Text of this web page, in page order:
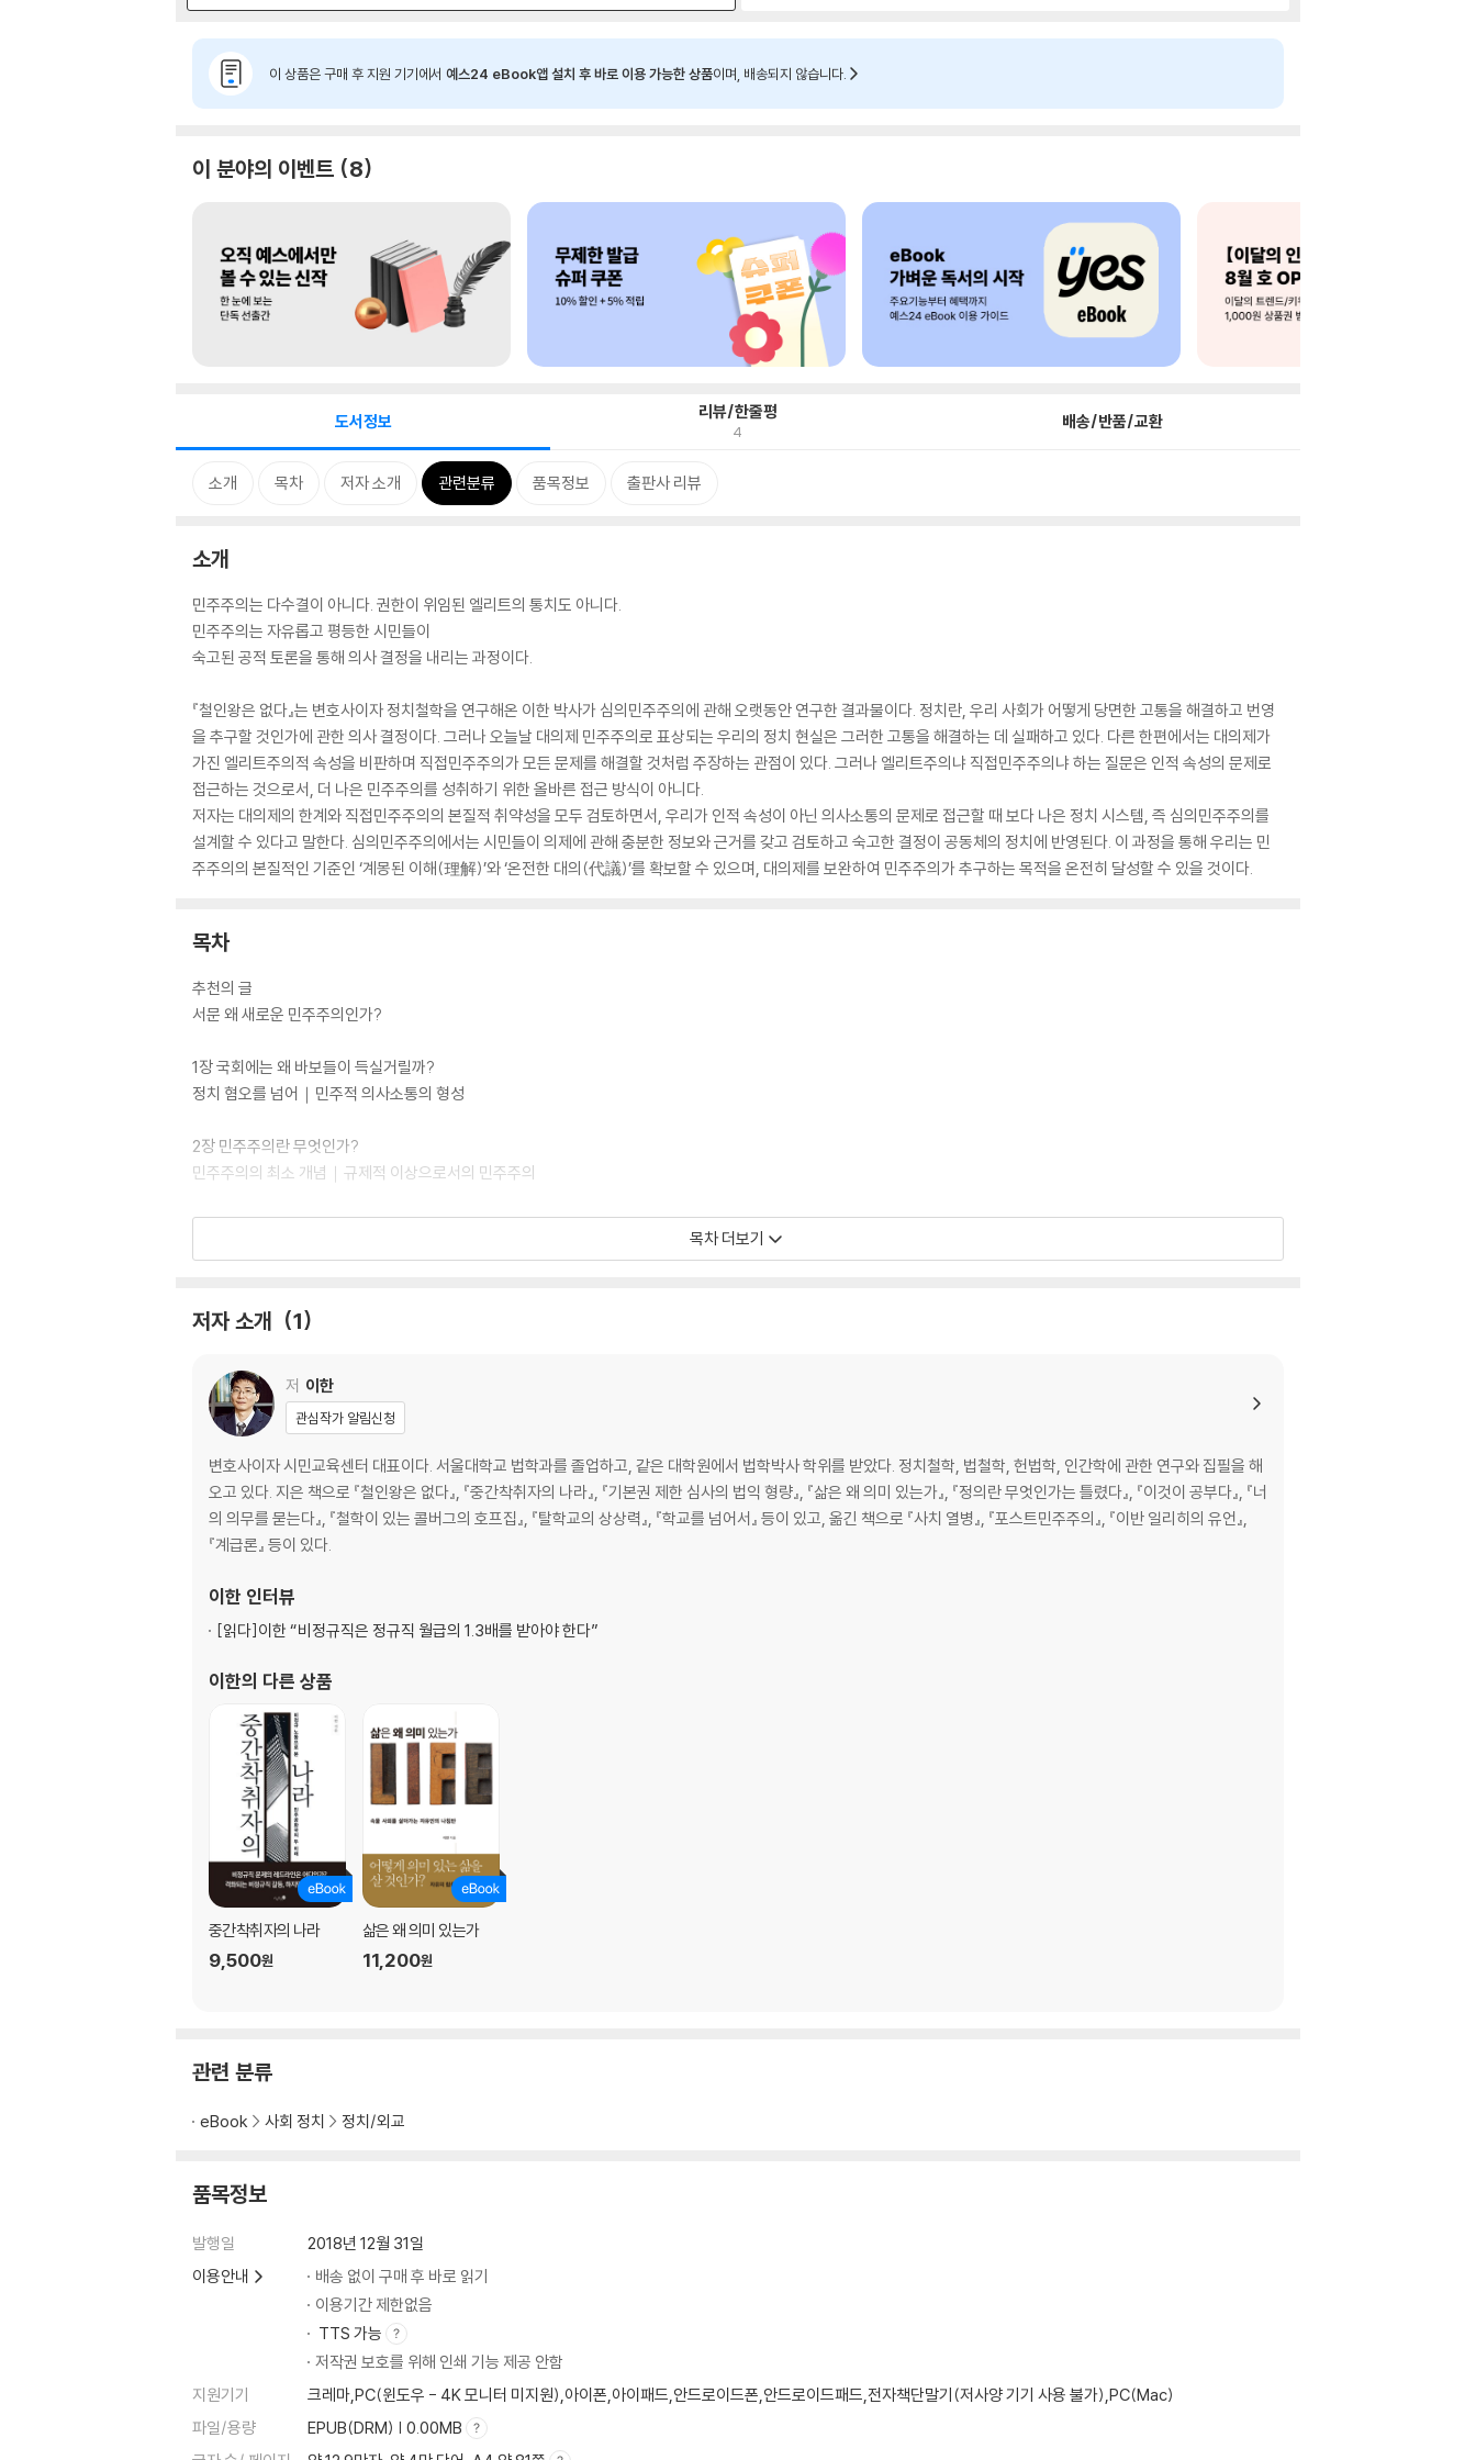
이 상품은 구매 후 지원 기기에서 예스24 eBook앱 설치 후 바로 이용 가능한 상품이며, 배송되지 않습니다.
이 분야의 이벤트 8
도서정보 리뷰/한줄평
4 배송/반품/교환
소개 목차 저자 소개 관련분류 품목정보 출판사 리뷰
소개
민주주의는 다수결이 아니다. 권한이 위임된 엘리트의 통치도 아니다.
민주주의는 자유롭고 평등한 시민들이
숙고된 공적 토론을 통해 의사 결정을 내리는 과정이다.
『철인왕은 없다』는 변호사이자 정치철학을 연구해온 이한 박사가 심의민주주의에 관해 오랫동안 연구한 결과물이다. 정치란, 우리 사회가 어떻게 당면한 고통을 해결하고 번영
을 추구할 것인가에 관한 의사 결정이다. 그러나 오늘날 대의제 민주주의로 표상되는 우리의 정치 현실은 그러한 고통을 해결하는 데 실패하고 있다. 다른 한편에서는 대의제가
가진 엘리트주의적 속성을 비판하며 직접민주주의가 모든 문제를 해결할 것처럼 주장하는 관점이 있다. 그러나 엘리트주의냐 직접민주주의냐 하는 질문은 인적 속성의 문제로
접근하는 것으로서, 더 나은 민주주의를 성취하기 위한 올바른 접근 방식이 아니다.
저자는 대의제의 한계와 직접민주주의의 본질적 취약성을 모두 검토하면서, 우리가 인적 속성이 아닌 의사소통의 문제로 접근할 때 보다 나은 정치 시스템, 즉 심의민주주의를
설계할 수 있다고 말한다. 심의민주주의에서는 시민들이 의제에 관해 충분한 정보와 근거를 갖고 검토하고 숙고한 결정이 공동체의 정치에 반영된다. 이 과정을 통해 우리는 민
주주의의 본질적인 기준인 ‘계몽된 이해(理解)’와 ‘온전한 대의(代議)’를 확보할 수 있으며, 대의제를 보완하여 민주주의가 추구하는 목적을 온전히 달성할 수 있을 것이다.
목차
추천의 글
서문 왜 새로운 민주주의인가?
1장 국회에는 왜 바보들이 득실거릴까?
정치 혐오를 넘어｜민주적 의사소통의 형성
2장 민주주의란 무엇인가?
민주주의의 최소 개념｜규제적 이상으로서의 민주주의
3장 엘리트주의의 도전
다수결 제도의 한계｜정당정치의 한계｜선거제도의 한계와 ‘정책 전환’
5장 위기의 대의민주주의 Ⅱ
선거와 투표의 한계｜클라로! 비판적 토론을 거부하는 문화｜커뮤니케이션 구조와 여론 정치
6장 직접민주주의는 더 나은 민주주의인가?
잘못된 반론｜단순 직접민주주의 모델 사고실험｜직접민주주의 가상 모델의 문제점｜단순 직접민주주의의 잘못된 전제들
7장 현실의 직접민주주의 제도들
8장 심의민주주의의 탄생
민주주의 이념의 온전한 관철｜대안 민주주의 모델｜삼중 유인 구조
10장 자유로운 시민들의 새로운 민주주의
국민을 고발하고 시민을 옹호한다｜문지기의 기준｜입헌민주주의와 참주정 사이｜참주정의 은밀한 공격｜그 무엇이 되고자 하는 시민
후주
찾아보기
목차 더보기
저자 소개 1
저 이한
관심작가 알림신청
변호사이자 시민교육센터 대표이다. 서울대학교 법학과를 졸업하고, 같은 대학원에서 법학박사 학위를 받았다. 정치철학, 법철학, 헌법학, 인간학에 관한 연구와 집필을 해
오고 있다. 지은 책으로 『철인왕은 없다』, 『중간착취자의 나라』, 『기본권 제한 심사의 법익 형량』, 『삶은 왜 의미 있는가』, 『정의란 무엇인가는 틀렸다』, 『이것이 공부다』, 『너
의 의무를 묻는다』, 『철학이 있는 콜버그의 호프집』, 『탈학교의 상상력』, 『학교를 넘어서』 등이 있고, 옮긴 책으로 『사치 열병』, 『포스트민주주의』, 『이반 일리히의 유언』,
『계급론』 등이 있다.
이한 인터뷰
[읽다]이한 “비정규직은 정규직 월급의 1.3배를 받아야 한다”
이한의 다른 상품
중간착취자의 나라
9,500원
삶은 왜 의미 있는가
11,200원
관련 분류
eBook 사회 정치 정치/외교
품목정보
발행일
2018년 12월 31일
이용안내
배송 없이 구매 후 바로 읽기
이용기간 제한없음
TTS 가능
저작권 보호를 위해 인쇄 기능 제공 안함
지원기기
크레마,PC(윈도우 - 4K 모니터 미지원),아이폰,아이패드,안드로이드폰,안드로이드패드,전자책단말기(저사양 기기 사용 불가),PC(Mac)
파일/용량
EPUB(DRM) | 0.00MB